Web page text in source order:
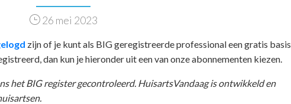
26 mei 2023
zijn of je kunt als BIG geregistreerde professional een gratis basis
dan kun je hieronder uit een van onze abonnementen kiezen.
het BIG register gecontroleerd. HuisartsVandaag is ontwikkeld en